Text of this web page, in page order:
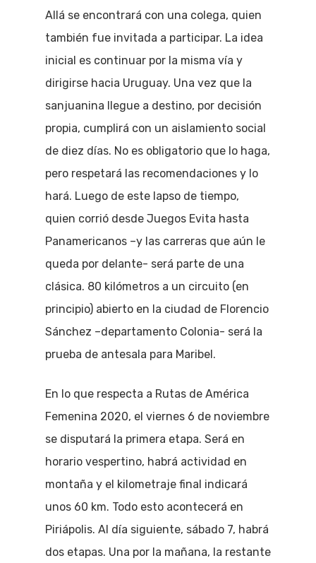
Allá se encontrará con una colega, quien
también fue invitada a participar. La idea
inicial es continuar por la misma vía y
dirigirse hacia Uruguay. Una vez que la
sanjuanina llegue a destino, por decisión
propia, cumplirá con un aislamiento social
de diez días. No es obligatorio que lo haga,
pero respetará las recomendaciones y lo
hará. Luego de este lapso de tiempo,
quien corrió desde Juegos Evita hasta
Panamericanos –y las carreras que aún le
queda por delante- será parte de una
clásica. 80 kilómetros a un circuito (en
principio) abierto en la ciudad de Florencio
Sánchez –departamento Colonia- será la
prueba de antesala para Maribel.
En lo que respecta a Rutas de América
Femenina 2020, el viernes 6 de noviembre
se disputará la primera etapa. Será en
horario vespertino, habrá actividad en
montaña y el kilometraje final indicará
unos 60 km. Todo esto acontecerá en
Piriápolis. Al día siguiente, sábado 7, habrá
dos etapas. Una por la mañana, la restante